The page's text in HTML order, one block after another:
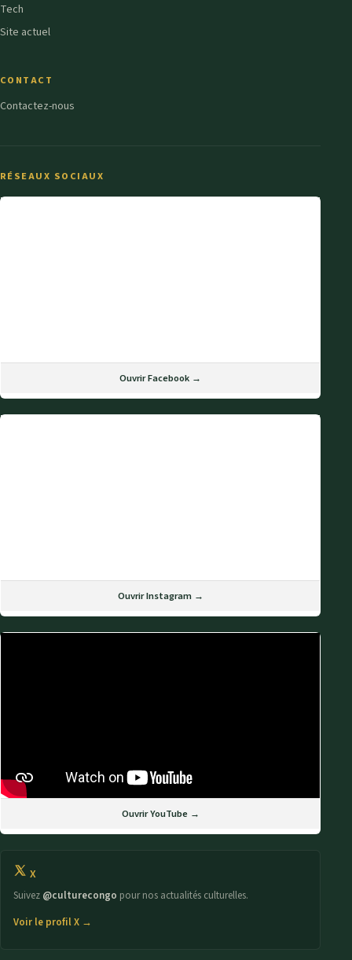
Tech
Site actuel
CONTACT
Contactez-nous
RÉSEAUX SOCIAUX
Ouvrir Facebook →
Ouvrir Instagram →
Ouvrir YouTube →
X
Suivez @culturecongo pour nos actualités culturelles.
Voir le profil X →